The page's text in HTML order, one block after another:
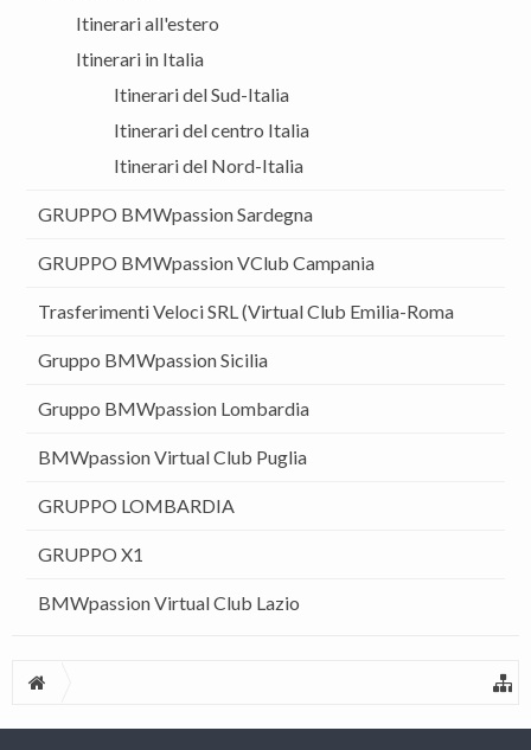
Itinerari all'estero
Itinerari in Italia
Itinerari del Sud-Italia
Itinerari del centro Italia
Itinerari del Nord-Italia
GRUPPO BMWpassion Sardegna
GRUPPO BMWpassion VClub Campania
Trasferimenti Veloci SRL (Virtual Club Emilia-Roma
Gruppo BMWpassion Sicilia
Gruppo BMWpassion Lombardia
BMWpassion Virtual Club Puglia
GRUPPO LOMBARDIA
GRUPPO X1
BMWpassion Virtual Club Lazio